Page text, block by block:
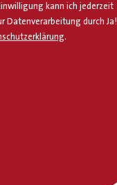
kann ich jederzeit
Datenverarbeitung durch Ja!
.